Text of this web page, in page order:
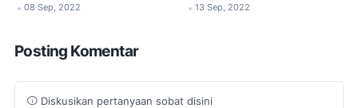
• 08 Sep, 2022 • 13 Sep, 2022
Posting Komentar
Diskusikan pertanyaan sobat disini